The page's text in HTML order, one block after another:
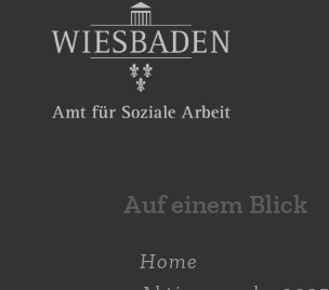
Auf einem Blick
Home